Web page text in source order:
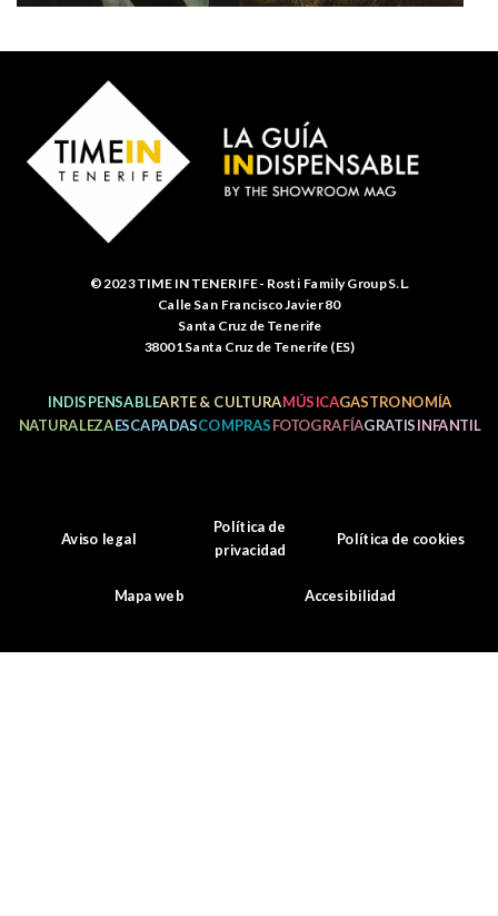
© 2023 TIME IN TENERIFE - Rosti Family Group S.L.
Calle San Francisco Javier 80
Santa Cruz de Tenerife
38001 Santa Cruz de Tenerife (ES)
INDISPENSABLEARTE & CULTURAMÚSICAGASTRONOMÍA
NATURALEZAESCAPADASCOMPRASFOTOGRAFÍAGRATISINFANTIL
Aviso legal
Política de
privacidad
Política de cookies
Mapa web Accesibilidad